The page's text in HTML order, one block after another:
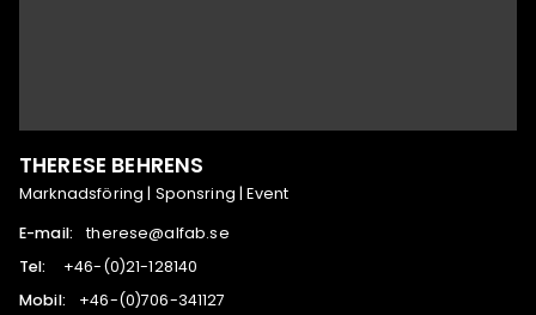
THERESE BEHRENS
Marknadsföring | Sponsring | Event
E-mail:
es.bafla@esereht
Tel:
041821-12(0)-64+
Mobil:
721143-607(0)-64+